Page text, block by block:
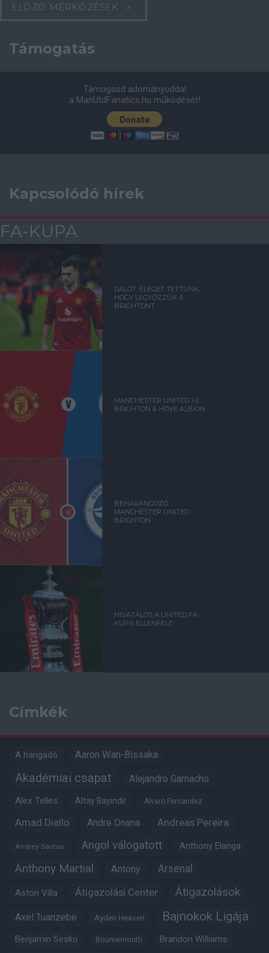
ELŐZŐ MÉRKŐZÉSEK
Támogatás
Támogasd adományoddal
a ManUtdFanatics.hu működését!
Kapcsolódó hírek
FA-KUPA
DALOT: ELEGET TETTÜNK,
HOGY LEGYŐZZÜK A
BRIGHTONT
MANCHESTER UNITED 1-2
BRIGHTON & HOVE ALBION
BEHARANGOZÓ:
MANCHESTER UNITED -
BRIGHTON
HIVATALOS A UNITED FA-
KUPA ELLENFELE
Címkék
A hangadó Aaron Wan-Bissaka
Akadémiai csapat Alejandro Garnacho
Alex Telles Altay Bayindir Alvaro Fernandez
Amad Diallo Andre Onana Andreas Pereira
Andrey Santos Angol válogatott Anthony Elanga
Anthony Martial Antony Arsenal
Aston Villa Átigazolási Center Átigazolások
Axel Tuanzebe Ayden Heaven Bajnokok Ligája
Benjamin Sesko Bournemouth Brandon Williams